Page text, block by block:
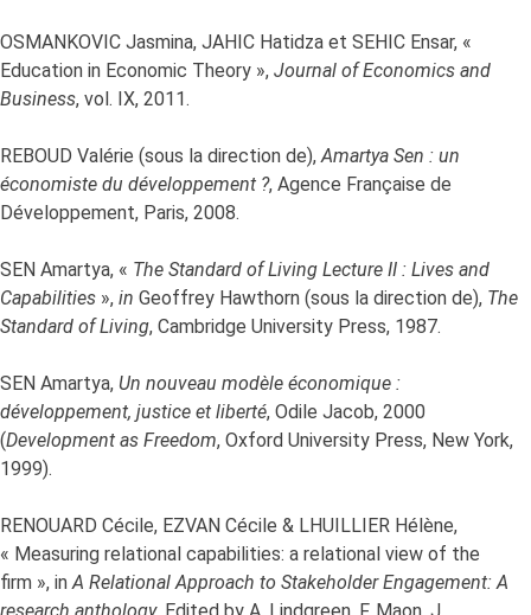
OSMANKOVIC Jasmina, JAHIC Hatidza et SEHIC Ensar, «
Education in Economic Theory », Journal of Economics and
Business, vol. IX, 2011.
REBOUD Valérie (sous la direction de), Amartya Sen : un
économiste du développement ?, Agence Française de
Développement, Paris, 2008.
SEN Amartya, « The Standard of Living Lecture II : Lives and
Capabilities », in Geoffrey Hawthorn (sous la direction de), The
Standard of Living, Cambridge University Press, 1987.
SEN Amartya, Un nouveau modèle économique :
développement, justice et liberté, Odile Jacob, 2000
(Development as Freedom, Oxford University Press, New York,
1999).
RENOUARD Cécile, EZVAN Cécile & LHUILLIER Hélène,
« Measuring relational capabilities: a relational view of the
firm », in A Relational Approach to Stakeholder Engagement: A
research anthology. Edited by A. Lindgreen, F. Maon, J.